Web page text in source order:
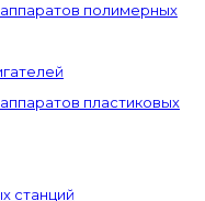
полимерных
пластиковых
станций